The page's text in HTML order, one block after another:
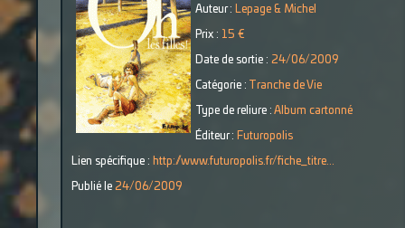
Auteur : Lepage & Michel
Prix : 15 €
Date de sortie : 24/06/2009
Catégorie : Tranche de Vie
Type de reliure : Album cartonné
Éditeur : Futuropolis
Lien spécifique : http://www.futuropolis.fr/fiche_titre...
Publié le 24/06/2009